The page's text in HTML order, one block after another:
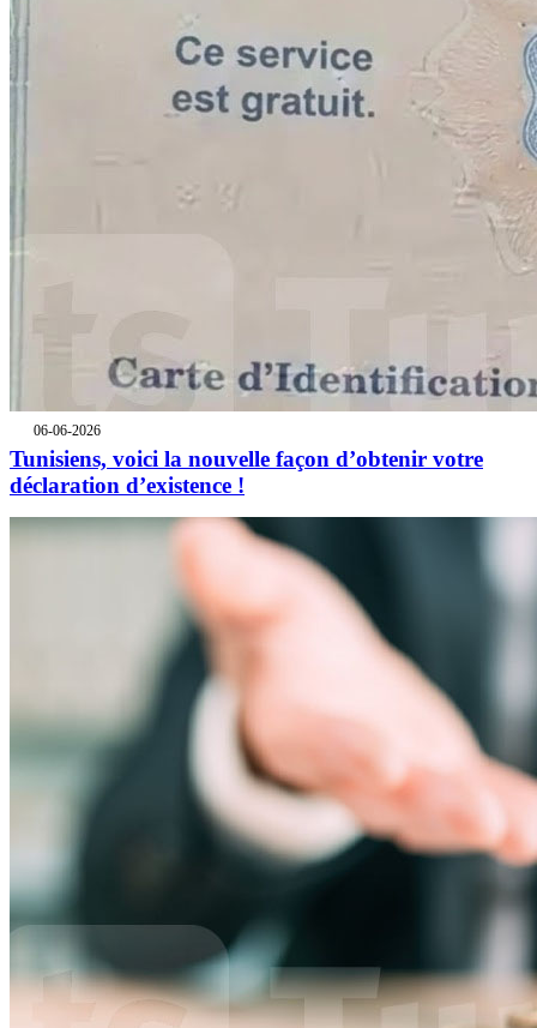
06-06-2026
Tunisiens, voici la nouvelle façon d’obtenir votre
déclaration d’existence !